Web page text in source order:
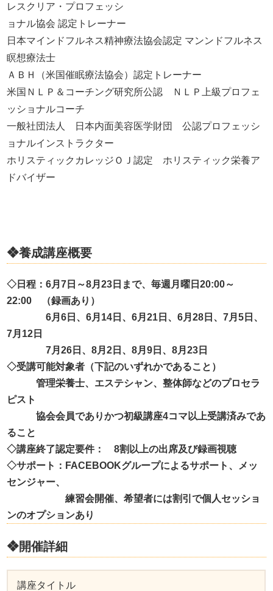
レスクリア・プロフェッシ
ョナル協会 認定トレーナー
日本マインドフルネス精神療法協会認定 マンンドフルネス
瞑想療法士
ＡＢＨ（米国催眠療法協会）認定トレーナー
米国ＮＬＰ＆コーチング研究所公認 ＮＬＰ上級プロフェ
ッショナルコーチ
一般社団法人 日本内面美容医学財団 公認プロフェッシ
ョナルインストラクター
ホリスティックカレッジＯＪ認定 ホリスティック栄養ア
ドバイザー
❖養成講座概要
◇日程：6月7 日～8月23 日まで、毎週月曜日20:00～
22:00 （録画あり）
6月6 日、6月 14 日、6月21 日、6月28 日、7月5 日、
7月 12 日
7月26 日、8月2 日、8月9 日、8月23 日
◇受講可能対象者（下記のいずれかであること）
管理栄養士、エステシャン、整体師などのプロセラ
ピスト
協会会員でありかつ初級講座4コマ以上受講済みであ
ること
◇講座終了認定要件：8割以上の出席及び録画視聴
◇サポート： FACEBOOKグループによるサポート、メッ
センジャー、
練習会開催、希望者には割引で個人セッショ
ンのオプションあり
❖開催詳細
講座タイトル